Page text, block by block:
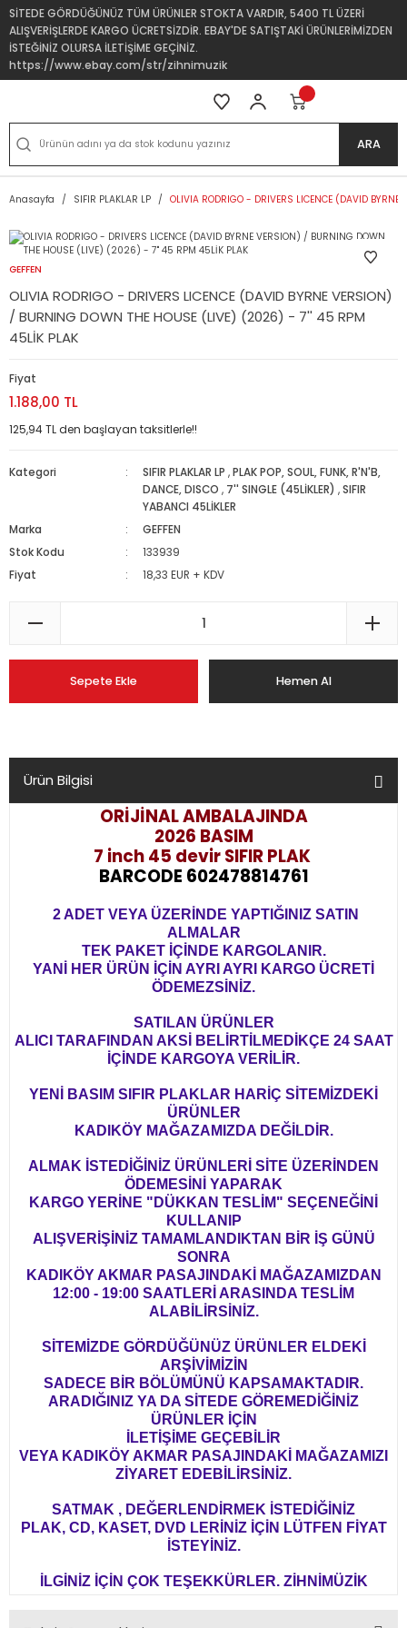
SİTEDE GÖRDÜĞÜNÜZ TÜM ÜRÜNLER STOKTA VARDIR, 5400 TL ÜZERİ
ALIŞVERİŞLERDE KARGO ÜCRETSİZDİR. EBAY'DE SATIŞTAKİ ÜRÜNLERİMİZDEN
İSTEĞİNİZ OLURSA İLETİŞİME GEÇİNİZ.
https://www.ebay.com/str/zihnimuzik
ARA
Anasayfa SIFIR PLAKLAR LP OLIVIA RODRIGO - DRIVERS LICENCE (DAVID
GEFFEN
OLIVIA RODRIGO - DRIVERS LICENCE (DAVID BYRNE VERSION)
/ BURNING DOWN THE HOUSE (LIVE) (2026) - 7'' 45 RPM
45LİK PLAK
Fiyat
1.188,00 TL
125,94 TL den başlayan taksitlerle!!
Kategori SIFIR PLAKLAR LP ,PLAK POP, SOUL, FUNK, R'N'B,
DANCE, DISCO , 7'' SINGLE (45LİKLER) ,SIFIR
YABANCI 45LİKLER
Marka
GEFFEN
Stok Kodu
133939
Fiyat
18,33 EUR + KDV
Sepete Ekle Hemen Al
Ürün Bilgisi
ORİJİNAL AMBALAJINDA
2026 BASIM
7 inch 45 devir SIFIR PLAK
BARCODE 602478814761
2 ADET VEYA ÜZERİNDE YAPTIĞINIZ SATIN
ALMALAR
TEK PAKET İÇİNDE KARGOLANIR.
YANİ HER ÜRÜN İÇİN AYRI AYRI KARGO ÜCRETİ
ÖDEMEZSİNİZ.
SATILAN ÜRÜNLER
ALICI TARAFINDAN AKSİ BELİRTİLMEDİKÇE 24 SAAT
İÇİNDE KARGOYA VERİLİR.
YENİ BASIM SIFIR PLAKLAR HARİÇ SİTEMİZDEKİ
ÜRÜNLER
KADIKÖY MAĞAZAMIZDA DEĞİLDİR.
ALMAK İSTEDİĞİNİZ ÜRÜNLERİ SİTE ÜZERİNDEN
ÖDEMESİNİ YAPARAK
KARGO YERİNE "DÜKKAN TESLİM" SEÇENEĞİNİ
KULLANIP
ALIŞVERİŞİNİZ TAMAMLANDIKTAN BİR İŞ GÜNÜ
SONRA
KADIKÖY AKMAR PASAJINDAKİ MAĞAZAMIZDAN
12:00 - 19:00 SAATLERİ ARASINDA TESLİM
ALABİLİRSİNİZ.
SİTEMİZDE GÖRDÜĞÜNÜZ ÜRÜNLER ELDEKİ
ARŞİVİMİZİN
SADECE BİR BÖLÜMÜNÜ KAPSAMAKTADIR.
ARADIĞINIZ YA DA SİTEDE GÖREMEDİĞİNİZ
ÜRÜNLER İÇİN
İLETİŞİME GEÇEBİLİR
VEYA KADIKÖY AKMAR PASAJINDAKİ MAĞAZAMIZI
ZİYARET EDEBİLİRSİNİZ.
SATMAK , DEĞERLENDİRMEK İSTEDİĞİNİZ
PLAK, CD, KASET, DVD LERİNİZ İÇİN LÜTFEN FİYAT
İSTEYİNİZ.
İLGİNİZ İÇİN ÇOK TEŞEKKÜRLER. ZİHNİMÜZİK